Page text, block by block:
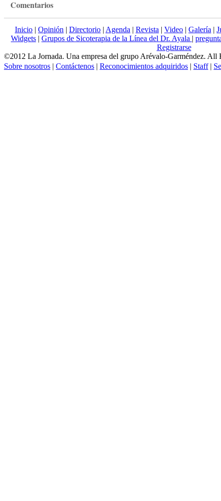
Comentarios
Inicio | Opinión | Directorio | Agenda | Revista | Video | Galería |
Widgets | Grupos de Sicoterapia de la Línea del Dr. Ayala |
Registrarse
©2012 La Jornada. Una empresa del grupo Arévalo-Garméndez. All
Sobre nosotros | Contáctenos | Reconocimientos adquiridos | Staff|